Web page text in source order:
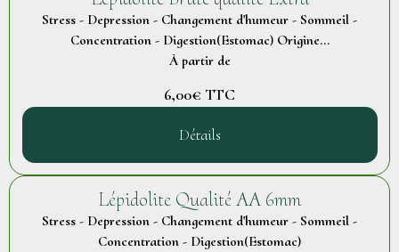
Stress - Depression - Changement d'humeur - Sommeil -
Concentration - Digestion(Estomac) Origine...
À partir de
6,00€ TTC
Détails
Lépidolite Qualité AA 6mm
Stress - Depression - Changement d'humeur - Sommeil -
Concentration - Digestion(Estomac)